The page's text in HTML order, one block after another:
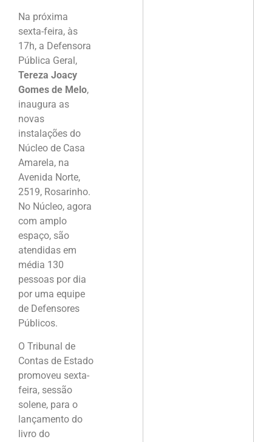
Na próxima
sexta-feira, às
17h, a Defensora
Pública Geral,
Tereza Joacy
Gomes de Melo,
inaugura as
novas
instalações do
Núcleo de Casa
Amarela, na
Avenida Norte,
2519, Rosarinho.
No Núcleo, agora
com amplo
espaço, são
atendidas em
média 130
pessoas por dia
por uma equipe
de Defensores
Públicos.
O Tribunal de
Contas de Estado
promoveu sexta-
feira, sessão
solene, para o
lançamento do
livro do